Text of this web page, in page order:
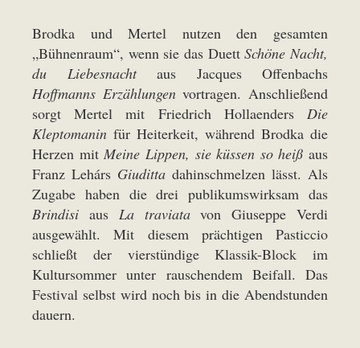
Brodka und Mertel nutzen den gesamten
„Bühnenraum“, wenn sie das DuettSchöne Nacht,
du Liebesnachtaus Jacques Offenbachs
Hoffmanns Erzählungenvortragen. Anschließend
sorgt Mertel mit Friedrich Hollaenders Die
Kleptomanin für Heiterkeit, während Brodka die
Herzen mitMeine Lippen, sie küssen so heiß aus
Franz Lehárs Giuditta dahinschmelzen lässt. Als
Zugabe haben die drei publikumswirksam das
Brindisi aus La traviatavon Giuseppe Verdi
ausgewählt. Mit diesem prächtigen Pasticcio
schließt der vierstündige Klassik-Block im
Kultursommer unter rauschendem Beifall. Das
Festival selbst wird noch bis in die Abendstunden
dauern.